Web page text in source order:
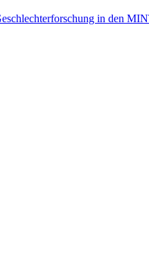
in den